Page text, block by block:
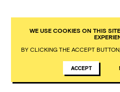
WE USE COOKIES ON THIS
BY CLICKING THE ACCEPT
ACCEPT